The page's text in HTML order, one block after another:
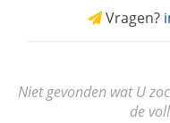
Vragen?
Niet gevonden wat U
de